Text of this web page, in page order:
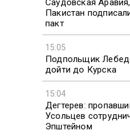
Пакистан
пакт
15:05
Подпольщик
дойти до Курска
15:04
Дегтерев:
Усольцев
Эпштейном